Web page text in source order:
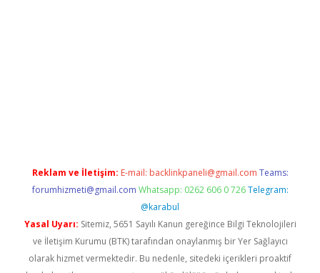
Reklam ve İletişim: E-mail: backlinkpaneli@gmail.com Teams:
forumhizmeti@gmail.com Whatsapp: 0262 606 0 726 Telegram:
@karabul
Yasal Uyarı: Sitemiz, 5651 Sayılı Kanun gereğince Bilgi Teknolojileri
ve İletişim Kurumu (BTK) tarafından onaylanmış bir Yer Sağlayıcı
olarak hizmet vermektedir. Bu nedenle, sitedeki içerikleri proaktif